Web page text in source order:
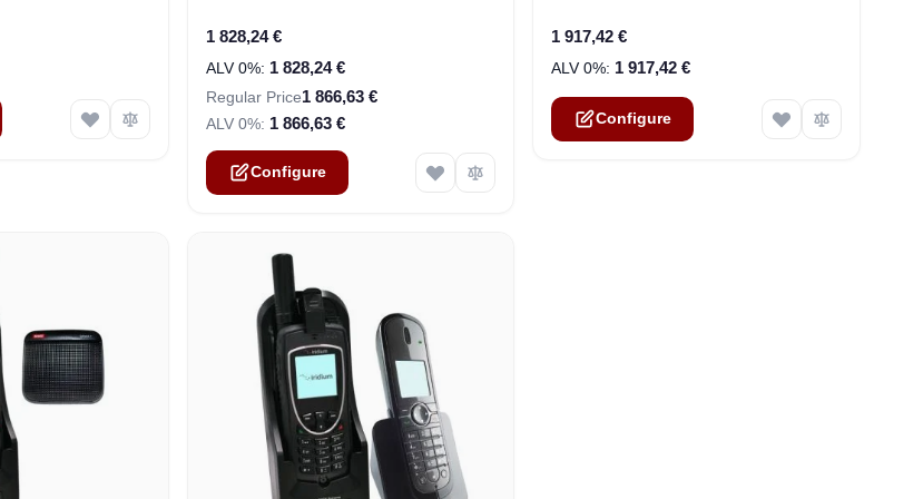
1 828,24 €
1 828,24 €
Regular Price1 866,63 €
1 866,63 €
Configure
1 917,42 €
1 917,42 €
Configure